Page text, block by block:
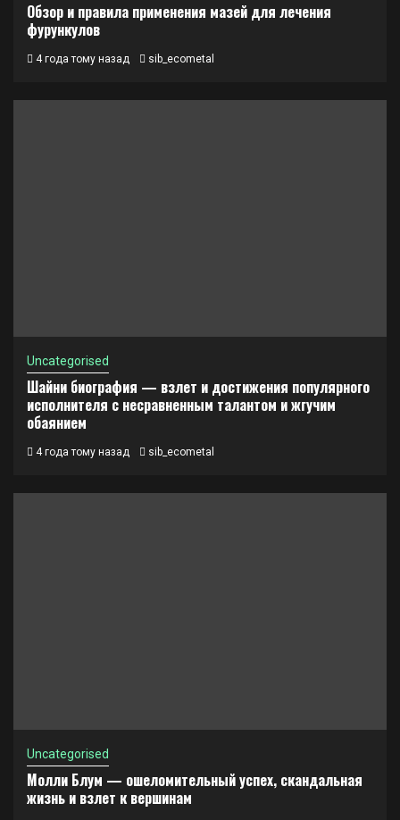
Обзор и правила применения мазей для лечения
фурункулов
4 года тому назад sib_ecometal
Uncategorised
Шайни биография — взлет и достижения популярного
исполнителя с несравненным талантом и жгучим
обаянием
4 года тому назад sib_ecometal
Uncategorised
Молли Блум — ошеломительный успех, скандальная
жизнь и взлет к вершинам